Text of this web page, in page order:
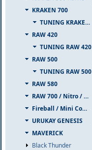
KRAKEN 700
TUNING KRAKEN 700
RAW 420
TUNING RAW 420
RAW 500
TUNING RAW 500
RAW 580
RAW 700 / Nitro / PIUMA
Fireball / Mini Comet
URUKAY GENESIS
MAVERICK
Black Thunder